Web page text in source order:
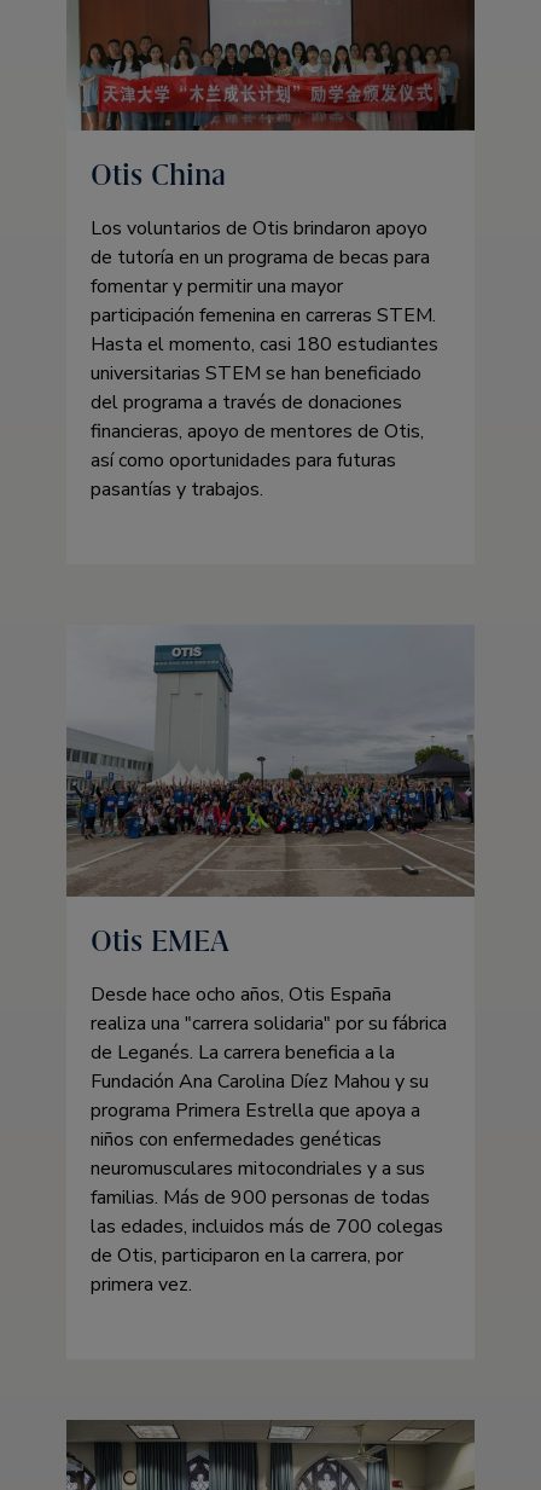
Otis China
Los voluntarios de Otis brindaron apoyo
de tutoría en un programa de becas para
fomentar y permitir una mayor
participación femenina en carreras STEM.
Hasta el momento, casi 180 estudiantes
universitarias STEM se han beneficiado
del programa a través de donaciones
financieras, apoyo de mentores de Otis,
así como oportunidades para futuras
pasantías y trabajos.
Otis EMEA
Desde hace ocho años, Otis España
realiza una carrera solidaria por su fábrica
de Leganés. La carrera beneficia a la
Fundación Ana Carolina Díez Mahou y su
programa Primera Estrella que apoya a
niños con enfermedades genéticas
neuromusculares mitocondriales y a sus
familias. Más de 900 personas de todas
las edades, incluidos más de 700 colegas
de Otis, participaron en la carrera, por
primera vez.